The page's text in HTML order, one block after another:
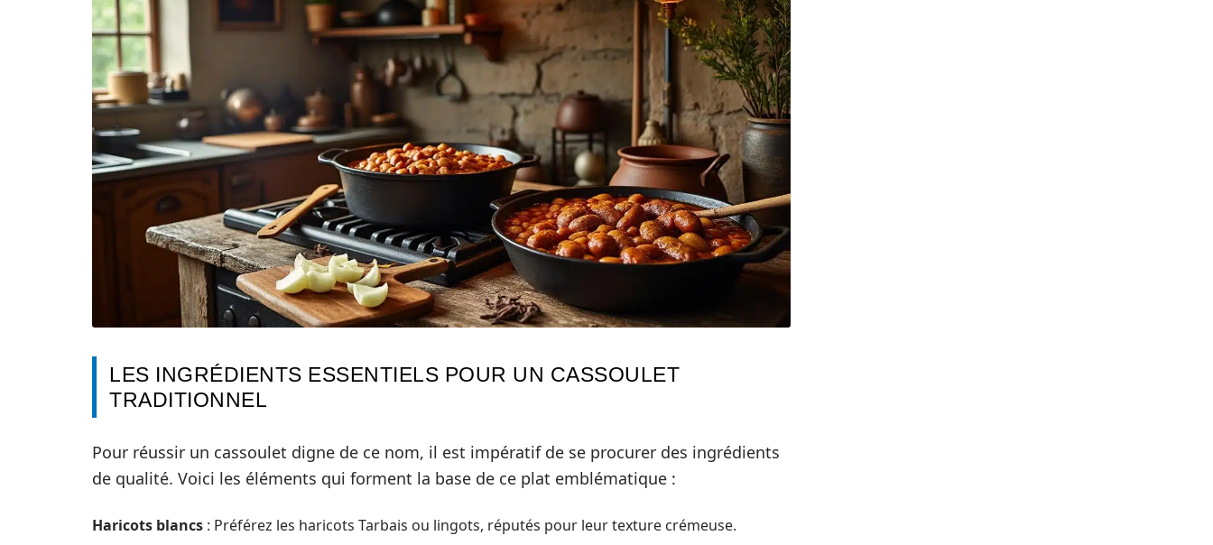
LES INGRÉDIENTS ESSENTIELS POUR UN CASSOULET
TRADITIONNEL
Pour réussir un cassoulet digne de ce nom, il est impératif de se procurer des ingrédients
de qualité. Voici les éléments qui forment la base de ce plat emblématique :
Haricots blancs : Préférez les haricots Tarbais ou lingots, réputés pour leur texture crémeuse.